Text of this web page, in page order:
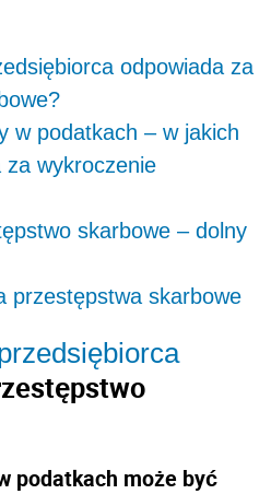
odpowiada za
w podatkach – w jakich
wykroczenie
skarbowe – dolny
przestępstwa skarbowe
podatkach może być